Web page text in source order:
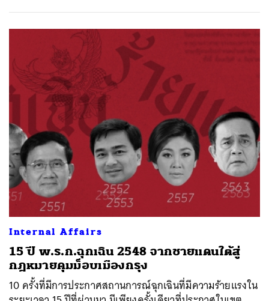
Internal Affairs
15 ปี พ.ร.ก.ฉุกเฉิน 2548 จากชายแดนใต้สู่
กฎหมายคุมม็อบเมืองกรุง
10 ครั้งที่มีการประกาศสถานการณ์ฉุกเฉินที่มีความร้ายแรงใน